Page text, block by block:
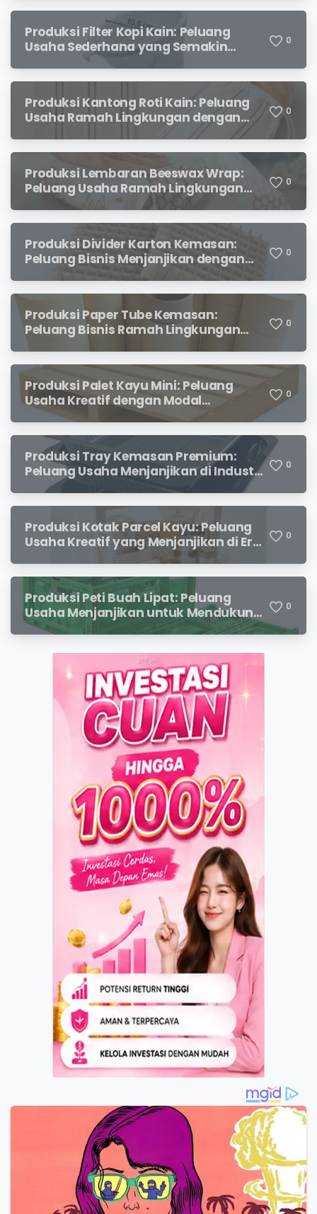
Produksi Filter Kopi Kain: Peluang
Usaha Sederhana yang Semakin
Diminati Pecinta Kopi
0
Produksi Kantong Roti Kain: Peluang
Usaha Ramah Lingkungan dengan
0
Produksi Lembaran Beeswax Wrap:
Peluang Usaha Ramah Lingkungan
yang Menjanjikan
0
Produksi Divider Karton Kemasan:
Peluang Bisnis Menjanjikan dengan
Permintaan yang Terus Meningkat
0
Produksi Paper Tube Kemasan:
Peluang Bisnis Ramah Lingkungan
0
Produksi Palet Kayu Mini: Peluang
Usaha Kreatif dengan Modal
Terjangkau dan Potensi Keuntungan
0
Produksi Tray Kemasan Premium:
Peluang Usaha Menjanjikan di Industri
Packaging Modern
0
Produksi Kotak Parcel Kayu: Peluang
Usaha Kreatif yang Menjanjikan di Era
Kemasan Premium
0
Produksi Peti Buah Lipat: Peluang
Usaha Menjanjikan untuk Mendukung
Distribusi Hasil Pertanian
0